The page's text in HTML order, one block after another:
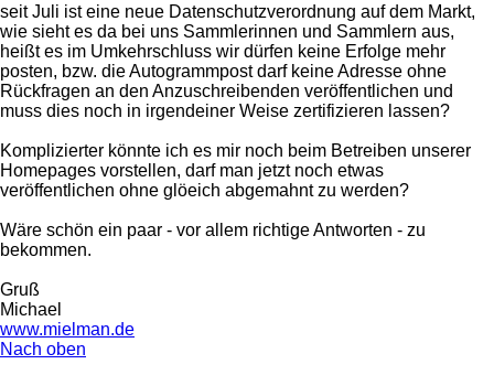
seit Juli ist eine neue Datenschutzverordnung auf dem Markt,
wie sieht es da bei uns Sammlerinnen und Sammlern aus,
heißt es im Umkehrschluss wir dürfen keine Erfolge mehr
posten, bzw. die Autogrammpost darf keine Adresse ohne
Rückfragen an den Anzuschreibenden veröffentlichen und
muss dies noch in irgendeiner Weise zertifizieren lassen?
Komplizierter könnte ich es mir noch beim Betreiben unserer
Homepages vorstellen, darf man jetzt noch etwas
veröffentlichen ohne glöeich abgemahnt zu werden?
Wäre schön ein paar - vor allem richtige Antworten - zu
bekommen.
Gruß
Michael
www.mielman.de
Nach oben